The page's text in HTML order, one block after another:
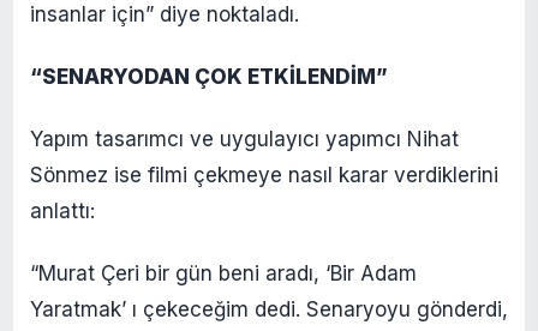
insanlar için” diye noktaladı.
“SENARYODAN ÇOK ETKİLENDİM”
Yapım tasarımcı ve uygulayıcı yapımcı Nihat
Sönmez ise filmi çekmeye nasıl karar verdiklerini
anlattı:
“Murat Çeri bir gün beni aradı, ‘Bir Adam
Yaratmak’ ı çekeceğim dedi. Senaryoyu gönderdi,